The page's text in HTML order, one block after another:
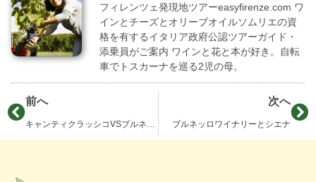
フィレンツェ発現地ツアーeasyfirenze.com ワ
インとチーズとオリーブオイルソムリエの資
格を有するイタリア政府公認ツアーガイド・
添乗員がご案内 ワインと花と本が好き。自転
車でトスカーナを巡る2児の母。
前へ 次へ
ブルネッロワイナリーとシエナ